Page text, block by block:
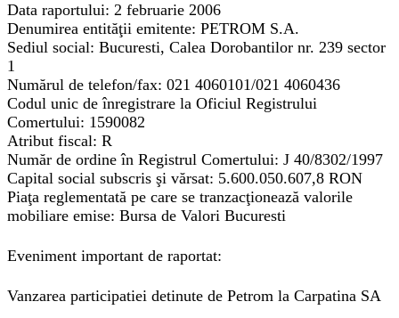
Data raportului: 2 februarie 2006
Denumirea entităţii emitente: PETROM S.A.
Sediul social: Bucuresti, Calea Dorobantilor nr. 239 sector
1
Numărul de telefon/fax: 021 4060101/021 4060436
Codul unic de înregistrare la Oficiul Registrului
Comertului: 1590082
Atribut fiscal: R
Număr de ordine în Registrul Comertului: J 40/8302/1997
Capital social subscris şi vărsat: 5.600.050.607,8 RON
Piaţa reglementată pe care se tranzacţionează valorile
mobiliare emise: Bursa de Valori Bucuresti
Eveniment important de raportat:
Vanzarea participatiei detinute de Petrom la Carpatina SA